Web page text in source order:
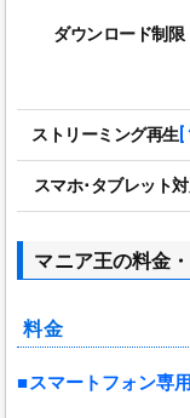
ダウンロード制限
ストリーミング再生 [
スマホ･タブレット
マニア王の料金
料金
■スマートフォン専